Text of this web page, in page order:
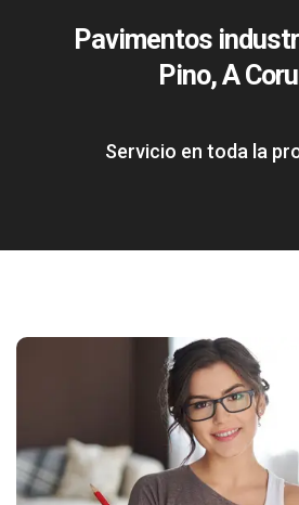
Pavimentos
Pino, A
Servicio en toda la